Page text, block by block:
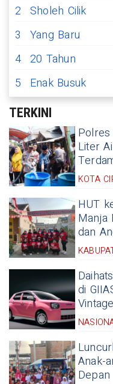
2 Sholeh Cilik
3
Yang Baru
4 20 Tahun
5
Enak Busuk
TERKINI
Liter
KOTA
HUT
Manja
dan
di
Anak-
Depan